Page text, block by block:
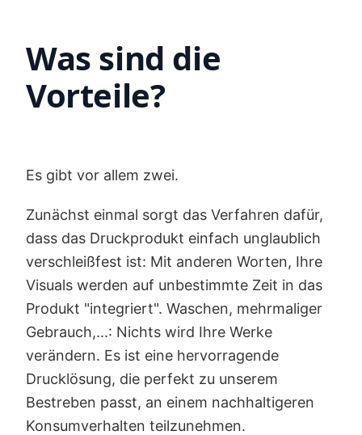
Was sind die
Vorteile?
Es gibt vor allem zwei.
Zunächst einmal sorgt das Verfahren dafür,
dass das Druckprodukt einfach unglaublich
verschleißfest ist: Mit anderen Worten, Ihre
Visuals werden auf unbestimmte Zeit in das
Produkt "integriert". Waschen, mehrmaliger
Gebrauch,...: Nichts wird Ihre Werke
verändern. Es ist eine hervorragende
Drucklösung, die perfekt zu unserem
Bestreben passt, an einem nachhaltigeren
Konsumverhalten teilzunehmen.